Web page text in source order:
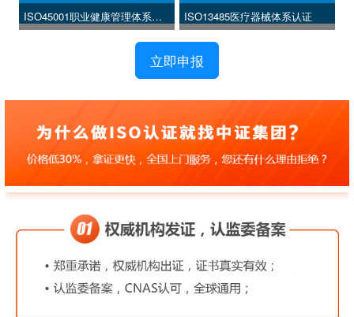
ISO45001职业健康管理体系认
证
ISO13485医疗器械体系认证
立即申报